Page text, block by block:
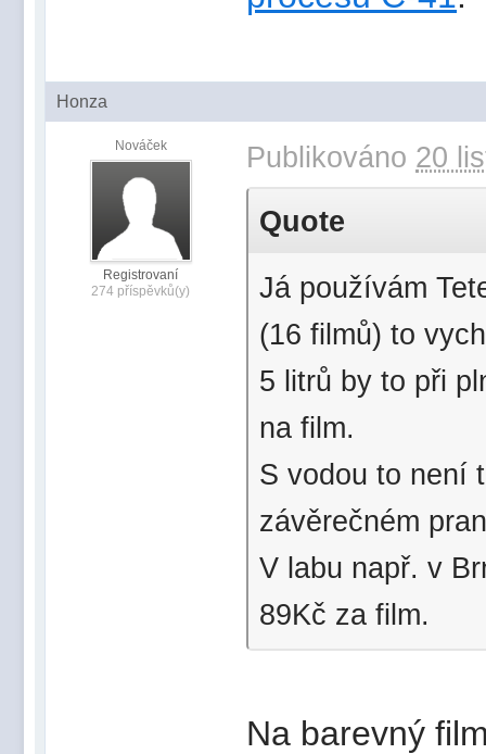
Honza
Nováček
Registrovaní
274 příspěvků(y)
Publikováno 20
Quote
Já používám
(16 filmů) to
5 litrů by to při
na film.
S vodou to není
závěrečném
V labu např. v
89Kč za film.
Na barevný